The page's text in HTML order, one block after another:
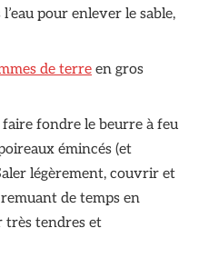
pour enlever le sable,
de terre en gros
fondre le beurre à feu
émincés (et
légèrement, couvrir et
de temps en
très tendres et